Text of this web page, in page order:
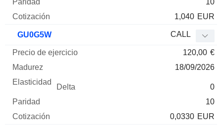
10
1,040 EUR
GU0G5W CALL
120,00 €
18/09/2026
0
10
0,0330 EUR